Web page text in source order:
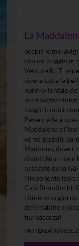
La
Scopri le
con un viaggio in
Venture®. Ti
vivere tutta la
nord-orientale
per navigare
luoghi iconici
Pevero e le
Maddalena e
verso Budelli,
Madonna, dove i
dipinti.Non
nascoste della
l’imponente isola
Cala Brandinchi.
l’itinerario
delle cabine e
tua vacanza!
PARTENZA 01/08/